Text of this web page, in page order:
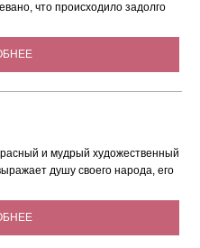
что происходило задолго
и мудрый художественный
душу своего народа, его